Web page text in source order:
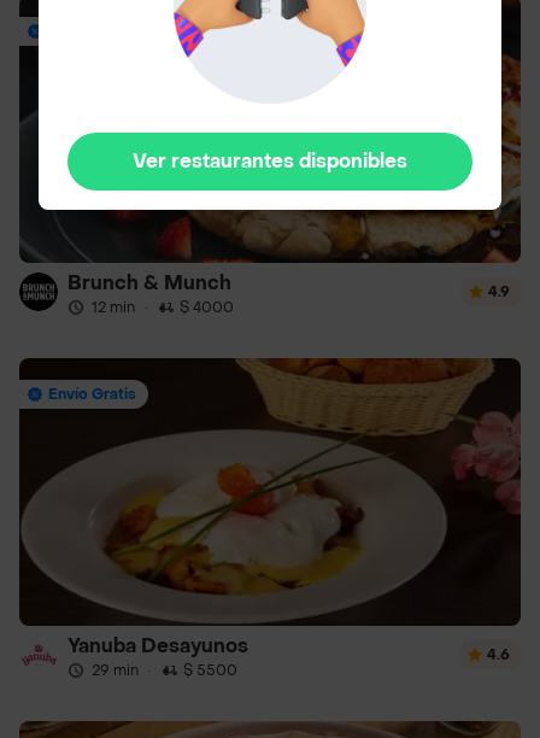
Brunch & Munch
12 min · $ 4000
4.9
Envío Gratis
Yanuba Desayunos
29 min · $ 5500
4.6
Ver restaurantes disponibles